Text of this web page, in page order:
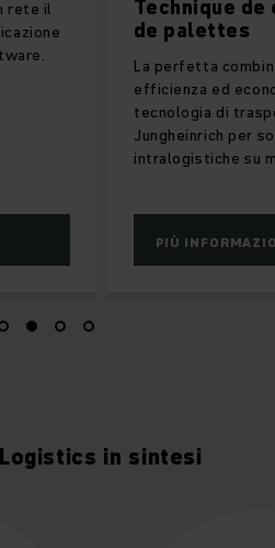
di
In qualità di
con
possiamo
questa
per voi.
PIÙ
in sintesi